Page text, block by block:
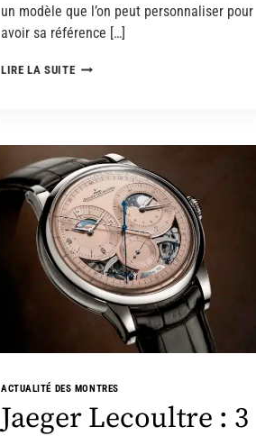
un modèle que l’on peut personnaliser pour
avoir sa référence […]
LIRE LA SUITE
ACTUALITÉ DES MONTRES
Jaeger Lecoultre : 3